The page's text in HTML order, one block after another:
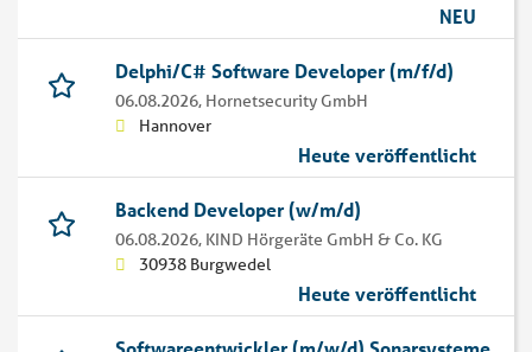
NEU
Delphi/C# Software Developer (m/f/d)
06.08.2026, Hornetsecurity GmbH
Hannover
Heute veröffentlicht
Backend Developer (w/m/d)
06.08.2026, KIND Hörgeräte GmbH & Co. KG
30938 Burgwedel
Heute veröffentlicht